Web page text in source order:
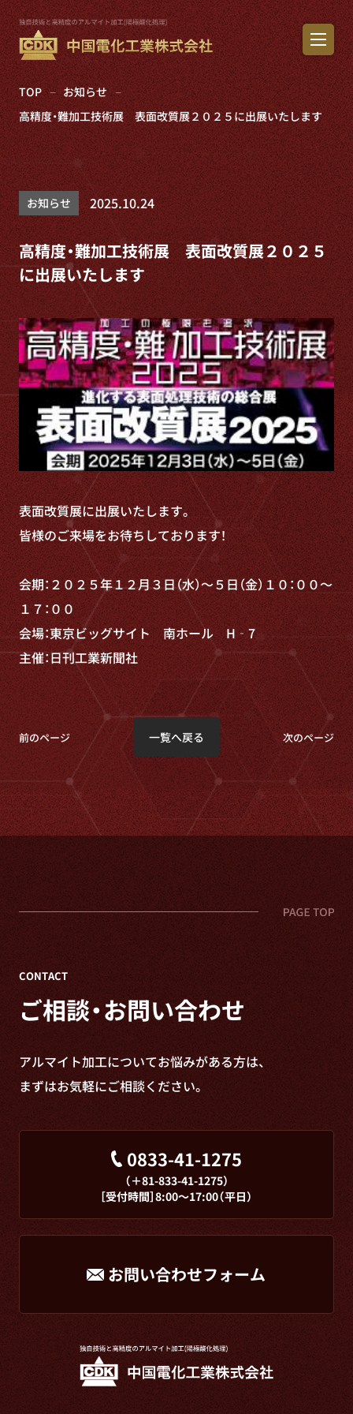
TOP
お知らせ
高精度・難加工技術展 表面改質展２０２５に出展いたします
お知らせ 2025.10.24
高精度・難加工技術展 表面改質展２０２５
に出展いたします
表面改質展に出展いたします。
皆様のご来場をお待ちしております！
会期：２０２５年１２月３日（水）～５日（金）１０：００～
１７：００
会場：東京ビッグサイト 南ホール H‐7
主催：日刊工業新聞社
前のページ 一覧へ戻る 次のページ
CONTACT
ご相談・お問い合わせ
アルマイト加工についてお悩みがある方は、
まずはお気軽にご相談ください。
0833-41-1275
（＋81-833-41-1275）
［受付時間］8:00～17:00（平日）
お問い合わせフォーム